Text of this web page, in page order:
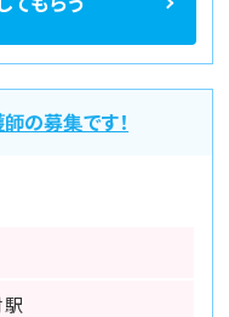
の募集です！